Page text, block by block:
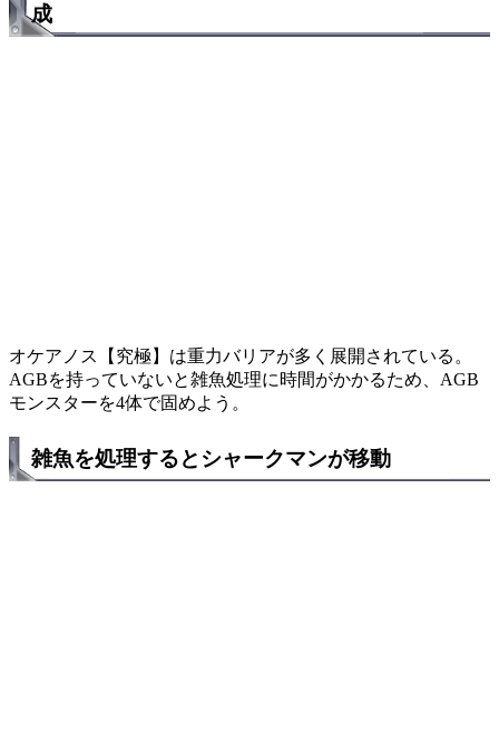
成
オケアノス【究極】は重力バリアが多く展開されている。
AGBを持っていないと雑魚処理に時間がかかるため、AGB
モンスターを4体で固めよう。
雑魚を処理するとシャークマンが移動